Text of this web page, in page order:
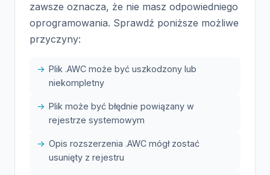
zawsze oznacza, że nie masz odpowiedniego
oprogramowania. Sprawdź poniższe możliwe
przyczyny:
Plik .AWC może być uszkodzony lub
niekompletny
Plik może być błędnie powiązany w
rejestrze systemowym
Opis rozszerzenia .AWC mógł zostać
usunięty z rejestru